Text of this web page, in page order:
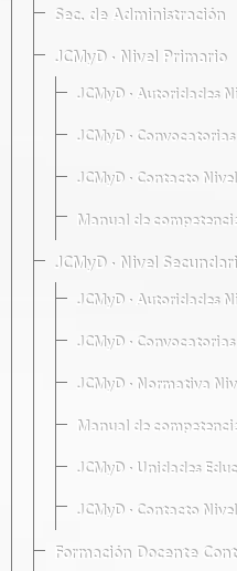
Sec. de Administración
JCMyD · Nivel Primario
JCMyD · Autoridades
JCMyD ·
JCMyD · Contacto
Manual de
JCMyD · Nivel
JCMyD · Autoridades
JCMyD ·
JCMyD · Normativa
Manual de
JCMyD · Unidades
JCMyD · Contacto
Formación Docente